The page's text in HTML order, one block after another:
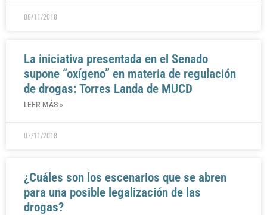
08/11/2018
La iniciativa presentada en el Senado
supone “oxígeno” en materia de regulación
de drogas: Torres Landa de MUCD
LEER MÁS »
07/11/2018
¿Cuáles son los escenarios que se abren
para una posible legalización de las
drogas?